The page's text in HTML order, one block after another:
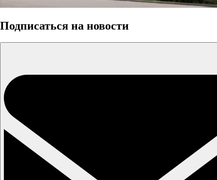
Подписаться на новости